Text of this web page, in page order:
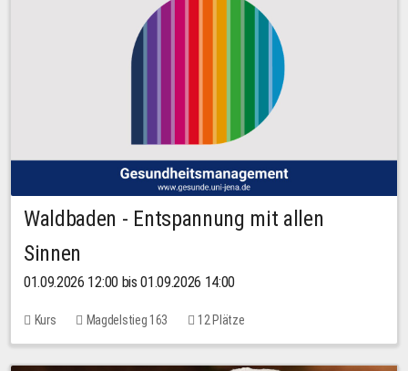
Waldbaden - Entspannung mit allen
Sinnen
01.09.2026 12:00 bis 01.09.2026 14:00
Kurs Magdelstieg 163 12 Plätze